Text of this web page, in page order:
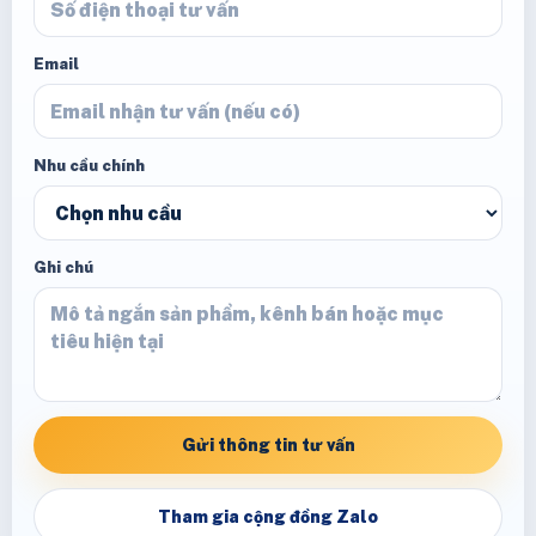
Email
Nhu cầu chính
Ghi chú
Gửi thông tin tư vấn
Tham gia cộng đồng Zalo